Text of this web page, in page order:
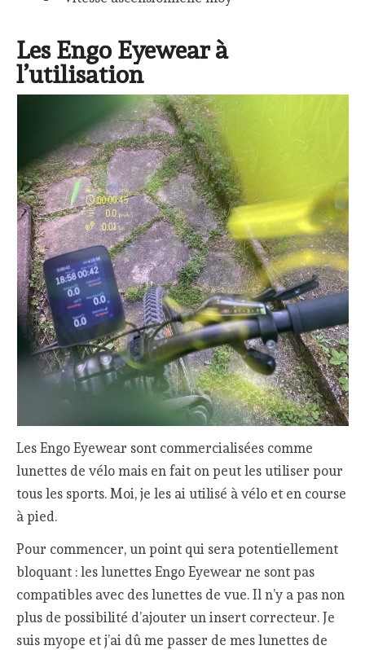
Les Engo Eyewear à
l’utilisation
Les Engo Eyewear sont commercialisées comme
lunettes de vélo mais en fait on peut les utiliser pour
tous les sports. Moi, je les ai utilisé à vélo et en course
à pied.
Pour commencer, un point qui sera potentiellement
bloquant : les lunettes Engo Eyewear ne sont pas
compatibles avec des lunettes de vue. Il n’y a pas non
plus de possibilité d’ajouter un insert correcteur. Je
suis myope et j’ai dû me passer de mes lunettes de